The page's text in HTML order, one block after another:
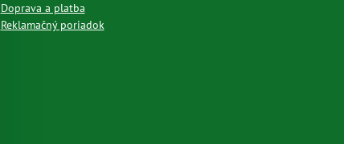
Doprava a platba
Reklamačný poriadok